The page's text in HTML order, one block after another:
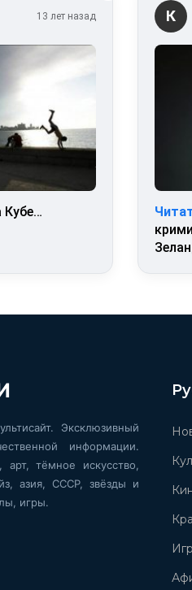
13 лет назад
Кубе…
К
Эксклюзивный
информации.
тёмное искусство,
азия, СССР, звёзды и
игры.